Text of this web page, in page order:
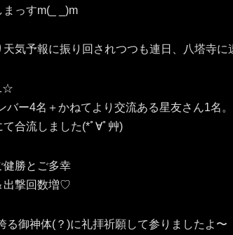
まっすm(_ _)m
天気予報に振り回されつつも連日、八塔寺に
バー4名＋かねてより交流ある星友さん1名。
て合流しました(*ﾟ∀ﾟ艸)
健勝とご多幸
出撃回数増♡
る御神体(？)に礼拝祈願して参りましたよ〜